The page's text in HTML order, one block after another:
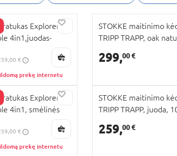
Explorer
4in1,juodas-
€
prekę internetu
STOKKE maitinimo
TRIPP TRAPP, oak
299,00 €
Explorer
4in1, smėlinės
211
€
prekę internetu
STOKKE maitinimo
TRIPP TRAPP, juoda,
259,00 €